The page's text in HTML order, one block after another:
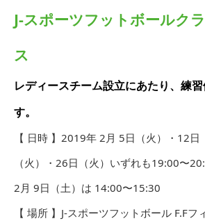
J-スポーツフットボールク
ス
レディースチーム設立にあたり、練
す。
【 日時 】2019年 2月 5日（火）・12日
（火）・26日（火）いずれも19:00〜
2月 9日（土）は 14:00〜15:30
【 場所 】J-スポーツフットボール F.Fフ